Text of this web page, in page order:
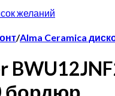
желаний
/Alma Ceramica